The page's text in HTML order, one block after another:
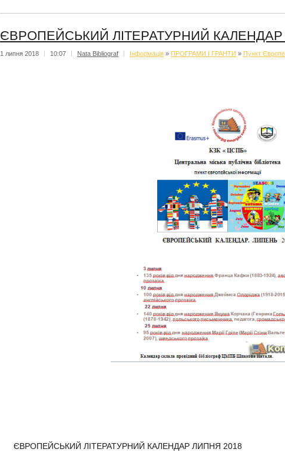
ЄВРОПЕЙСЬКИЙ ЛІТЕРАТУРНИЙ КАЛЕНДАР
1 липня 2018 10:07 Nata Bibliograf Iнформацiя » ПРОГРАМИ І ГРАНТИ » Пункт
ЄВРОПЕЙСЬКИЙ ЛІТЕРАТУРНИЙ КАЛЕНДАР ЛИПНЯ 2018